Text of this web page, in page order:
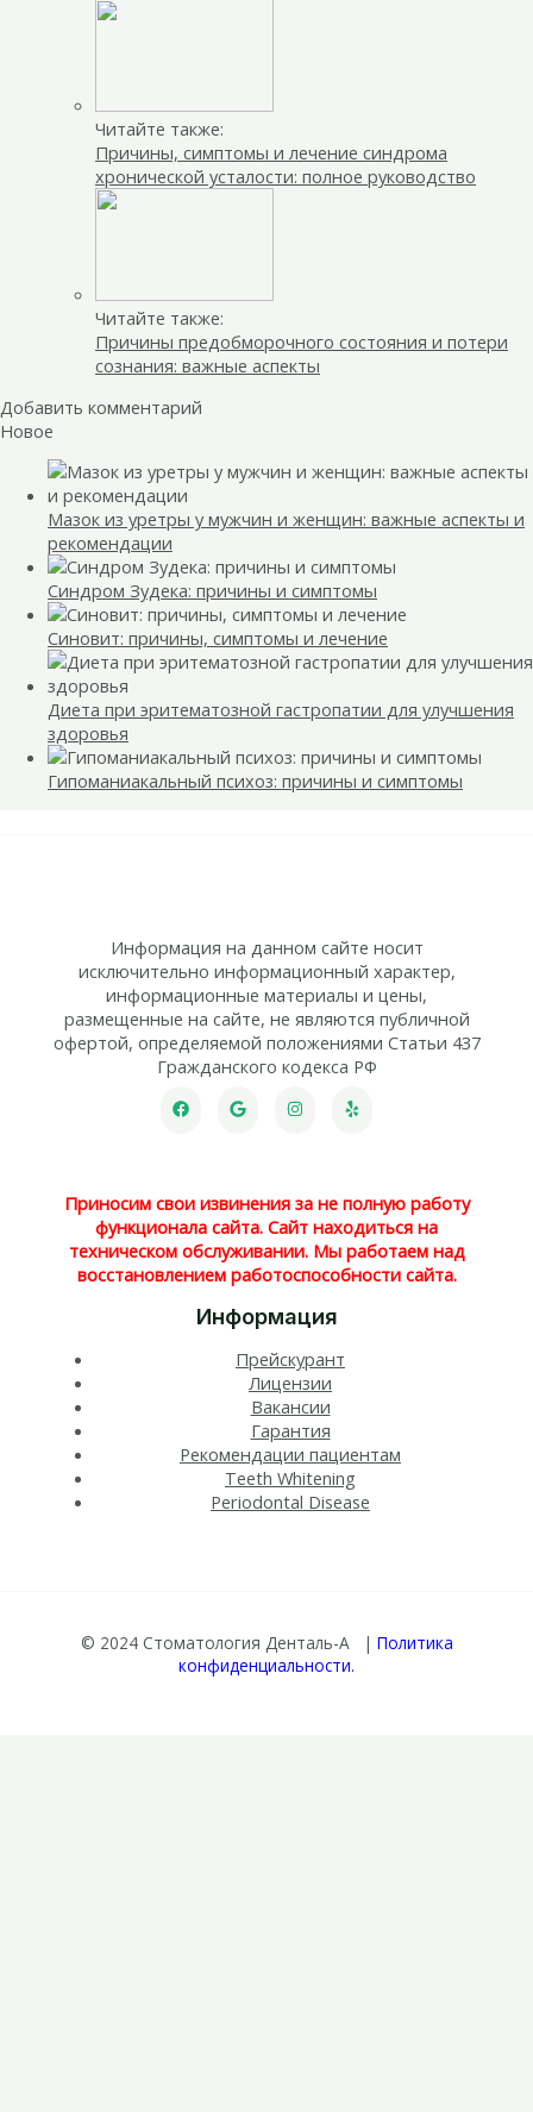
Читайте также:
Причины, симптомы и лечение синдрома
хронической усталости: полное руководство
Читайте также:
Причины предобморочного состояния и потери
сознания: важные аспекты
Добавить комментарий
Новое
Мазок из уретры у мужчин и женщин: важные аспекты и
рекомендации
Синдром Зудека: причины и симптомы
Синовит: причины, симптомы и лечение
Диета при эритематозной гастропатии для улучшения
здоровья
Гипоманиакальный психоз: причины и симптомы
Информация на данном сайте носит
исключительно информационный характер,
информационные материалы и цены,
размещенные на сайте, не являются публичной
офертой, определяемой положениями Статьи 437
Гражданского кодекса РФ
Приносим свои извинения за не полную работу
функционала сайта. Сайт находиться на
техническом обслуживании. Мы работаем над
восстановлением работоспособности сайта.
Информация
Прейскурант
Лицензии
Вакансии
Гарантия
Рекомендации пациентам
Teeth Whitening​
Periodontal Disease​
© 2024 Стоматология Денталь-А | Политика
конфиденциальности.